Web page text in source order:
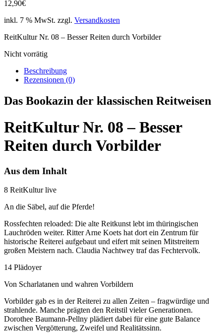
12,90€
inkl. 7 % MwSt. zzgl. Versandkosten
ReitKultur Nr. 08 – Besser Reiten durch Vorbilder
Nicht vorrätig
Beschreibung
Rezensionen (0)
Das Bookazin der klassischen Reitweisen
ReitKultur Nr. 08 – Besser
Reiten durch Vorbilder
Aus dem Inhalt
8 ReitKultur live
An die Säbel, auf die Pferde!
Rossfechten reloaded: Die alte Reitkunst lebt im thüringischen
Lauchröden weiter. Ritter Arne Koets hat dort ein Zentrum für
historische Reiterei aufgebaut und eifert mit seinen Mitstreitern
großen Meistern nach. Claudia Nachtwey traf das Fechtervolk.
14 Plädoyer
Von Scharlatanen und wahren Vorbildern
Vorbilder gab es in der Reiterei zu allen Zeiten – fragwürdige und
strahlende. Manche prägten den Reitstil vieler Generationen.
Dorothee Baumann-Pellny plädiert dabei für eine gute Balance
zwischen Vergötterung, Zweifel und Realitätssinn.